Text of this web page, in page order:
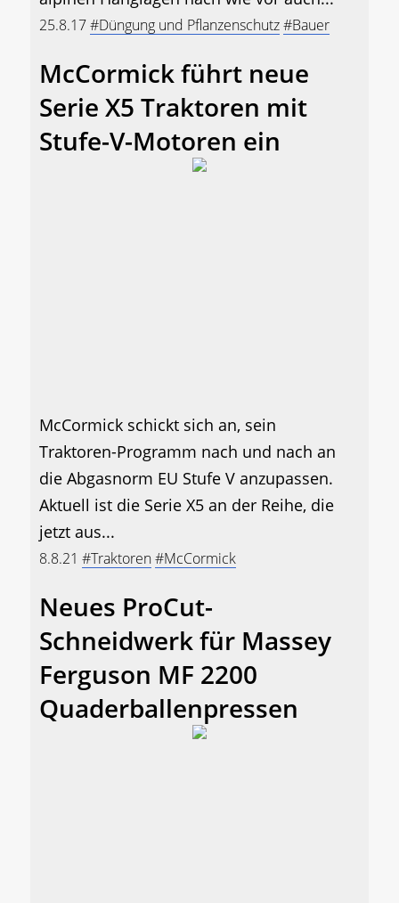
25.8.17#Düngung und Pflanzenschutz#Bauer
McCormick führt neue
Serie X5 Traktoren mit
Stufe-V-Motoren ein
McCormick schickt sich an, sein
Traktoren-Programm nach und nach an
die Abgasnorm EU Stufe V anzupassen.
Aktuell ist die Serie X5 an der Reihe, die
jetzt aus...
8.8.21 #Traktoren#McCormick
Neues ProCut-
Schneidwerk für Massey
Ferguson MF 2200
Quaderballenpressen